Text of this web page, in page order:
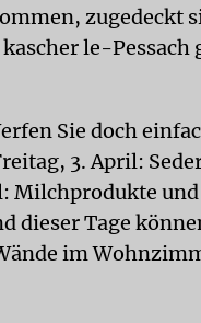
zugedeckt
le-Pessach
Sie doch
3. April:
Milchprodukte und
dieser Tage
im